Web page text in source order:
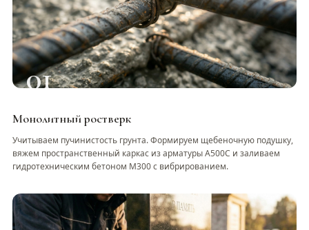
01
Монолитный ростверк
Учитываем пучинистость грунта. Формируем щебеночную подушку,
вяжем пространственный каркас из арматуры А500С и заливаем
гидротехническим бетоном М300 с вибрированием.